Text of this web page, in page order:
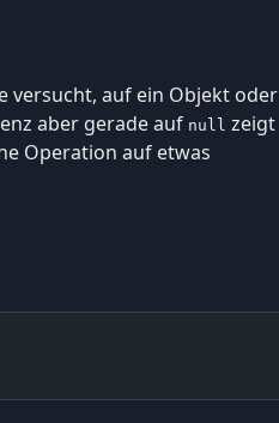
versucht, auf ein Objekt oder
aber gerade auf null zeigt
Operation auf etwas